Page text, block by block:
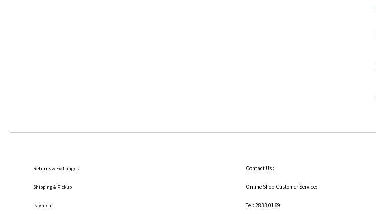
Returns & Exchanges
Shipping& Pickup
Payment
Contact Us :
Online Shop Customer Service:
Tel: 2833 0169